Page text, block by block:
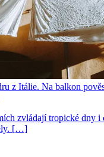
z Itálie. Na balkon
zvládají tropické dny i
[…]